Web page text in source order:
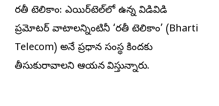
భారతీ టెలికాం: ఎయిర్‌టెల్‌లో ఉన్న విడివిడి
ప్రమోటర్ వాటాలన్నింటినీ ‘భారతీ టెలికాం’ (Bharti
Telecom) అనే ప్రధాన సంస్థ కిందకు
తీసుకురావాలని ఆయన భావిస్తున్నారు.